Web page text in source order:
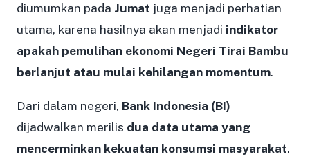
diumumkan pada Jumat juga menjadi perhatian
utama, karena hasilnya akan menjadi indikator
apakah pemulihan ekonomi Negeri Tirai Bambu
berlanjut atau mulai kehilangan momentum.
Dari dalam negeri, Bank Indonesia (BI)
dijadwalkan merilis dua data utama yang
mencerminkan kekuatan konsumsi masyarakat.